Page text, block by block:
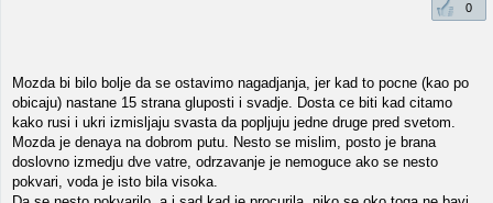
0
Mozda bi bilo bolje da se ostavimo nagadjanja, jer kad to pocne (kao po
obicaju) nastane 15 strana gluposti i svadje. Dosta ce biti kad citamo
kako rusi i ukri izmisljaju svasta da popljuju jedne druge pred svetom.
Mozda je denaya na dobrom putu. Nesto se mislim, posto je brana
doslovno izmedju dve vatre, odrzavanje je nemoguce ako se nesto
pokvari, voda je isto bila visoka.